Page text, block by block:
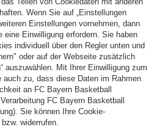
Schach Schiedsrichter
Seniorenfußball
Tischtennis